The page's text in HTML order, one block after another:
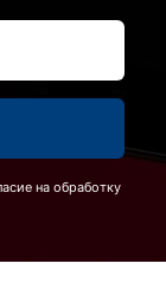
на обработку